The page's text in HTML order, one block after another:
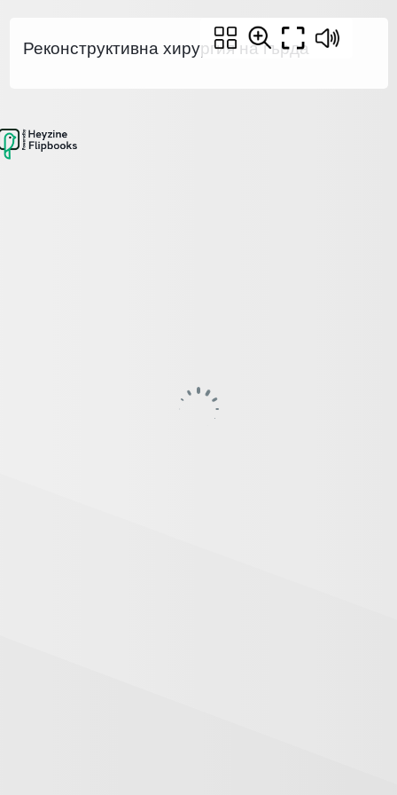
Реконструктивна хирургия на гърда